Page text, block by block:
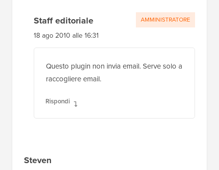
Staff editoriale
18 ago 2010 alle 16:31
Questo plugin non invia email. Serve solo a
raccogliere email.
Rispondi
AMMINISTRATORE
Steven